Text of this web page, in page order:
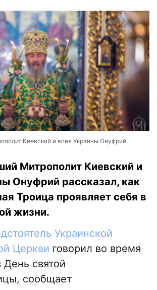
Киевский и всея Украины Онуфрий
Митрополит Киевский и
Онуфрий рассказал, как
Троица проявляет себя в
жизни.
Украинской
Церкви говорил во время
День святой
сообщает